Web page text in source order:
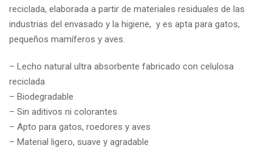
reciclada, elaborada a partir de materiales residuales de las
industrias del envasado y la higiene, y es apta para gatos,
pequeños mamíferos y aves.
– Lecho natural ultra absorbente fabricado con celulosa
reciclada
– Biodegradable
– Sin aditivos ni colorantes
– Apto para gatos, roedores y aves
– Material ligero, suave y agradable